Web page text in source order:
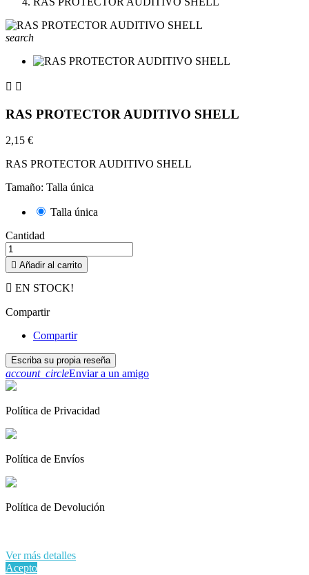
search
 
RAS PROTECTOR AUDITIVO SHELL
2,15 €
RAS PROTECTOR AUDITIVO SHELL
Tamaño: Talla única
Talla única
Cantidad
 Añadir al carrito
 EN STOCK!
Compartir
Compartir
Escriba su propia reseña
account_circleEnviar a un amigo
Política de Privacidad
Política de Envíos
Política de Devolución
Ver más detalles
Acepto